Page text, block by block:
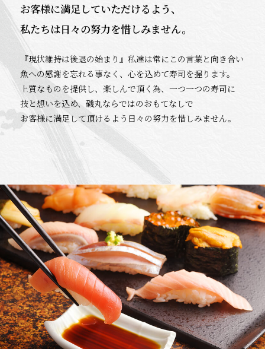
お客様に満足していただけるよう、
私たちは日々の努力を惜しみません。
『現状維持は後退の始まり』私達は常にこの言葉と向き合い
魚への感謝を忘れる事なく、心を込めて寿司を握ります。
上質なものを提供し、楽しんで頂く為、一つ一つの寿司に
技と想いを込め、磯丸ならではのおもてなしで
お客様に満足して頂けるよう日々の努力を惜しみません。